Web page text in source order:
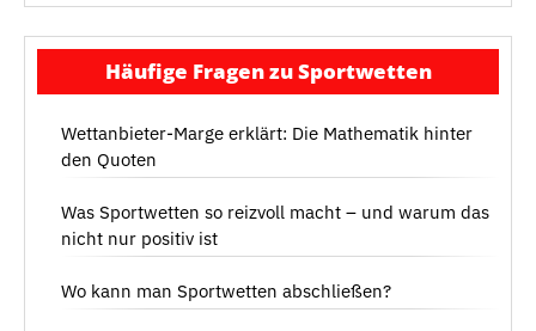
Häufige Fragen zu Sportwetten
Wettanbieter-Marge erklärt: Die Mathematik hinter
den Quoten
Was Sportwetten so reizvoll macht – und warum das
nicht nur positiv ist
Wo kann man Sportwetten abschließen?